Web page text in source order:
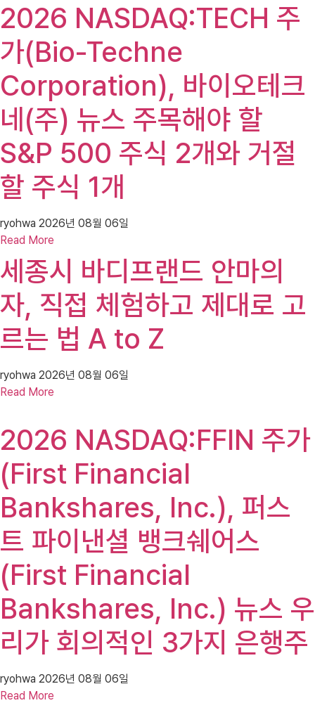
2026 NASDAQ:TECH 주
가(Bio-Techne
Corporation), 바이오테크
네(주) 뉴스 주목해야 할
S&P 500 주식 2개와 거절
할 주식 1개
ryohwa 2026년 08월 06일
Read More
세종시 바디프랜드 안마의
자, 직접 체험하고 제대로 고
르는 법 A to Z
ryohwa 2026년 08월 06일
Read More
2026 NASDAQ:FFIN 주가
(First Financial
Bankshares, Inc.), 퍼스
트 파이낸셜 뱅크쉐어스
(First Financial
Bankshares, Inc.) 뉴스 우
리가 회의적인 3가지 은행주
ryohwa 2026년 08월 06일
Read More